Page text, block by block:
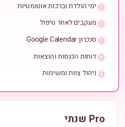
ימי הולדת וברכות אוטומטיות
מעקבים לאחר טיפול
סנכרון Google Calendar
דוחות הכנסות והוצאות
ניהול צוות ומשימות
Pro שנתי